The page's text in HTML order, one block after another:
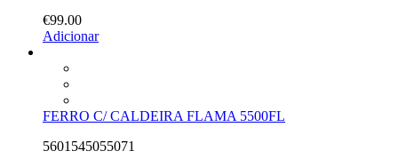
€99.00
Adicionar
FERRO C/ CALDEIRA FLAMA 5500FL
5601545055071